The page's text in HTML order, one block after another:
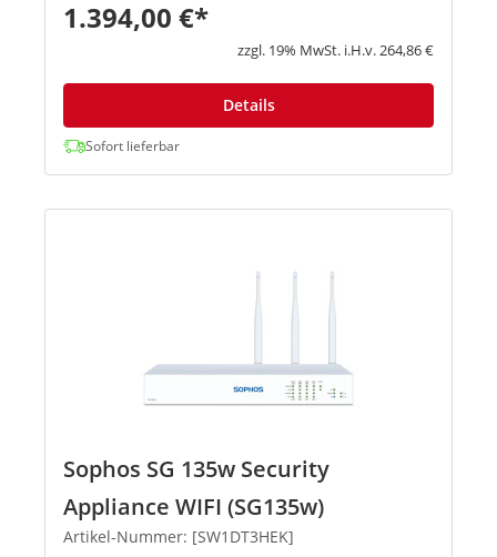
in den Schwerpunktbereichen Konnektivität,
Flexibilität, Zuverlässigkeit und Performa...
1.394,00 €*
zzgl. 19% MwSt. i.H.v. 264,86 €
Details
Sofort lieferbar
Sophos SG 135w Security
Appliance WIFI (SG135w)
Artikel-Nummer: [SW1DT3HEK]